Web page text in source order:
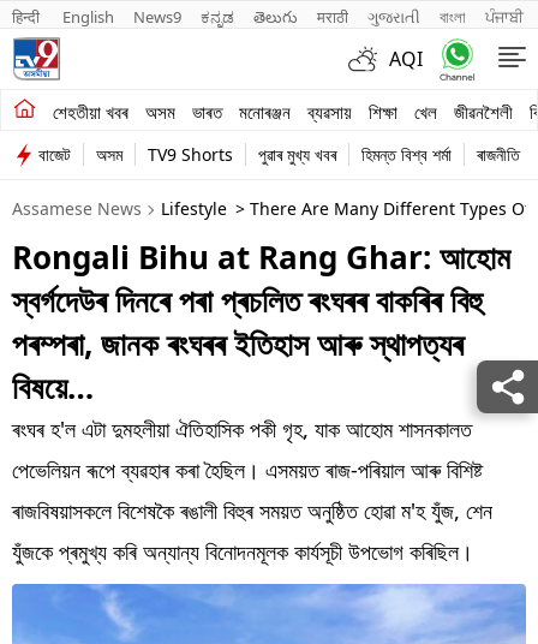
हिन्दी English News9 ಕನ್ನಡ తెలుగు मराठी ગુજરાતી বাংলা ਪੰਜਾਬੀ
AQI
শেহতীয়া খবৰ অসম ভাৰত মনোৰঞ্জন ব্যৱসায় শিক্ষা খেল জীৱনশৈলী
শেহতীয়া খবৰ
অসম
ভাৰত
মনোৰঞ্জন
ব্যৱসায়
শিক্ষা
খেল
বিশ্ব
বাজেট অসম TV9 Shorts পুৱাৰ মুখ্য খবৰ হিমন্ত বিশ্ব শৰ্মা ৰাজনীতি
Assamese News Lifestyle > There Are Many Different Types
Rongali Bihu at Rang Ghar: আহোম
স্বৰ্গদেউৰ দিনৰে পৰা প্ৰচলিত ৰংঘৰৰ বাকৰিৰ বিহু
পৰম্পৰা, জানক ৰংঘৰৰ ইতিহাস আৰু স্থাপত্যৰ
বিষয়ে…
ৰংঘৰ হ'ল এটা দুমহলীয়া ঐতিহাসিক পকী গৃহ, যাক আহোম শাসনকালত
পেভেলিয়ন ৰূপে ব্যৱহাৰ কৰা হৈছিল। এসময়ত ৰাজ-পৰিয়াল আৰু বিশিষ্ট
ৰাজবিষয়াসকলে বিশেষকৈ ৰঙালী বিহুৰ সময়ত অনুষ্ঠিত হোৱা ম'হ যুঁজ, শেন
যুঁজকে প্ৰমুখ্য কৰি অন্যান্য বিনোদনমূলক কাৰ্যসূচী উপভোগ কৰিছিল।